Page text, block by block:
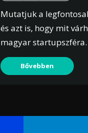
Mutatjuk a
és azt is, hogy mit
magyar startupszféra.
Bővebben